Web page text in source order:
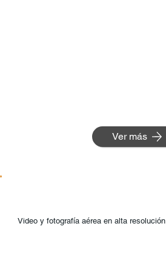
Ver más
Video y fotografía aérea en alta resolución